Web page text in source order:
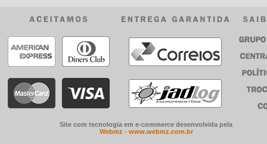
Site com tecnologia em e-commerce desenvolvida pela
Webmz - www.webmz.com.br